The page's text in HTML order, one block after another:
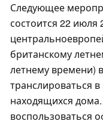
Следующее
состоится 22 июля
британскому
летнему времени)
транслироваться
находящихся
воспользоваться